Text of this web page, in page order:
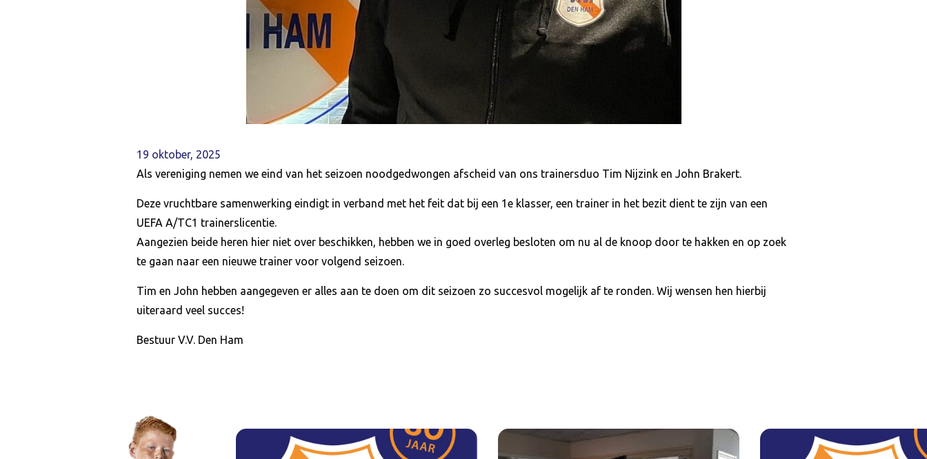
19 oktober, 2025
Als vereniging nemen we eind van het seizoen noodgedwongen afscheid van ons trainersduo Tim Nijzink en John Brakert.
Deze vruchtbare samenwerking eindigt in verband met het feit dat bij een 1e klasser, een trainer in het bezit dient te zijn van een
UEFA A/TC1 trainerslicentie.
Aangezien beide heren hier niet over beschikken, hebben we in goed overleg besloten om nu al de knoop door te hakken en op zoek
te gaan naar een nieuwe trainer voor volgend seizoen.
Tim en John hebben aangegeven er alles aan te doen om dit seizoen zo succesvol mogelijk af te ronden. Wij wensen hen hierbij
uiteraard veel succes!
Bestuur V.V. Den Ham